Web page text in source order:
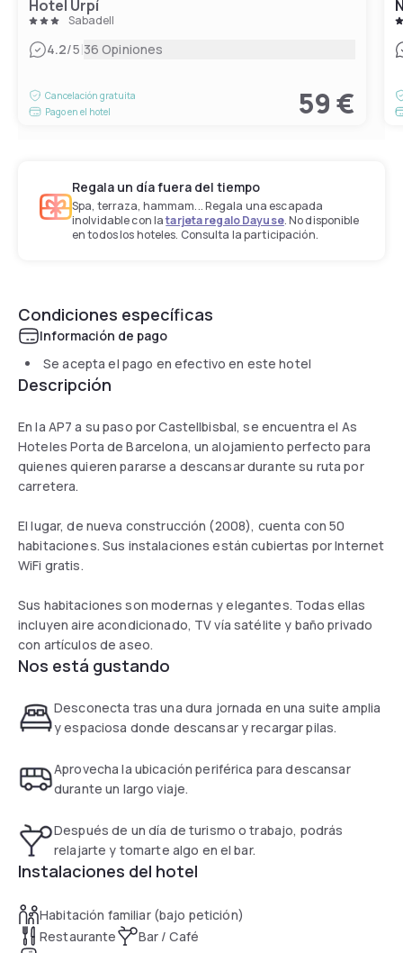
Hotel Urpí
Sabadell
4.2/5|36 Opiniones
Cancelación gratuita
Pago en el hotel
59 €
Regala un día fuera del tiempo
Spa, terraza, hammam... Regala una escapada
inolvidable con latarjeta regalo Dayuse. No disponible
en todos los hoteles. Consulta la participación.
Condiciones específicas
Información de pago
Se acepta el pago en efectivo en este hotel
Descripción
En la AP7 a su paso por Castellbisbal, se encuentra el As
Hoteles Porta de Barcelona, un alojamiento perfecto para
quienes quieren pararse a descansar durante su ruta por
carretera.
El lugar, de nueva construcción (2008), cuenta con 50
habitaciones. Sus instalaciones están cubiertas por Internet
WiFi gratis.
Sus habitaciones son modernas y elegantes. Todas ellas
incluyen aire acondicionado, TV vía satélite y baño privado
con artículos de aseo.
Nos está gustando
Desconecta tras una dura jornada en una suite amplia
y espaciosa donde descansar y recargar pilas.
Aprovecha la ubicación periférica para descansar
durante un largo viaje.
Después de un día de turismo o trabajo, podrás
relajarte y tomarte algo en el bar.
Instalaciones del hotel
Habitación familiar (bajo petición)
Restaurante
Bar / Café